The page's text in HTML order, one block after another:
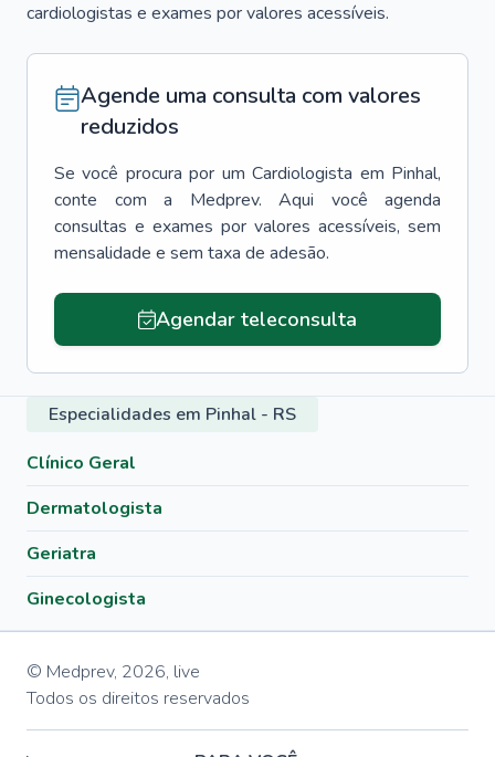
cardiologistas e exames por valores acessíveis.
Agende uma consulta com valores
reduzidos
Se você procura por um Cardiologista em Pinhal,
conte com a Medprev. Aqui você agenda
consultas e exames por valores acessíveis, sem
mensalidade e sem taxa de adesão.
Agendar teleconsulta
Especialidades em Pinhal - RS
Clínico Geral
Dermatologista
Geriatra
Ginecologista
© Medprev, 2026, live
Todos os direitos reservados